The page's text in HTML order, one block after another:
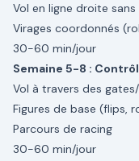
Vol en ligne droite
Virages coordonnés
30-60 min/jour
Semaine 5-8 :
Vol à travers des
Figures de base (flips,
Parcours de racing
30-60 min/jour